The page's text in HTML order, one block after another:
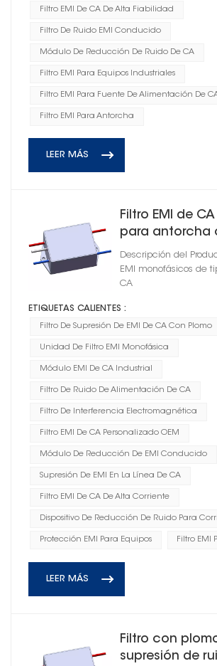
Filtro EMI De CA De Alta Fiabilidad
Filtro De Ruido EMI Conducido
Módulo De Reducción De Ruido De CA
Filtro EMI Para Equipos Industriales
Filtro EMI Para Fuente De Alimentación De
Filtro EMI Para Antorcha
LEER MÁS
Filtro EMI de
para antorcha
Descripción del
EMI monofásicos de
CA
ETIQUETAS CALIENTES :
Filtro De Supresión De EMI De CA Con Plomo
Unidad De Filtro EMI Monofásica
Módulo EMI De CA Industrial
Filtro De Ruido De Alimentación De CA
Filtro De Interferencia Electromagnética
Filtro EMI De CA Personalizado OEM
Módulo De Reducción De EMI Conducido
Supresión De EMI En La Línea De CA
Filtro EMI De CA De Alta Corriente
Dispositivo De Reducción De Ruido Para
Protección EMI Para Equipos Filtro EMI
LEER MÁS
Filtro con
supresión de